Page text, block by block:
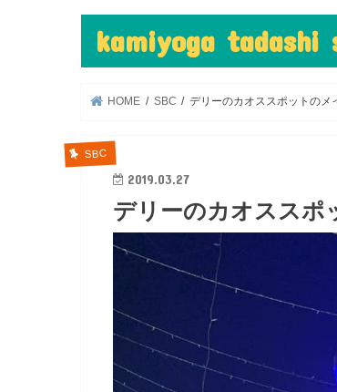
kamiyoga
HOME SBC デリーのカオススポットのメ
SBC
2019.03.27
デリーのカオススポ